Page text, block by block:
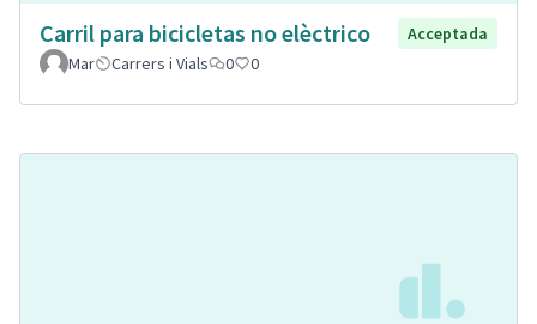
Carril para bicicletas no elèctrico
Acceptada
Mar
Carrers i Vials 0 0